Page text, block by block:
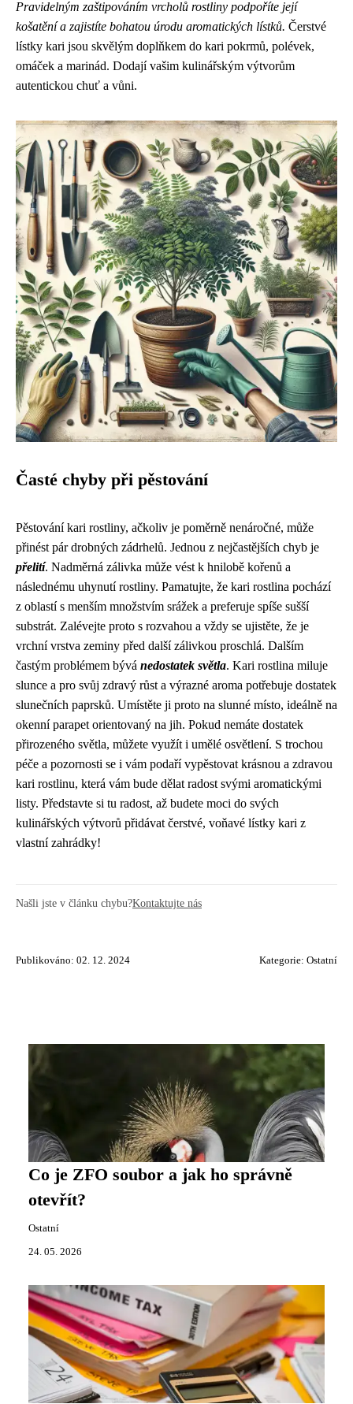
Pravidelným zaštipováním vrcholů rostliny podpoříte její
košatění a zajistíte bohatou úrodu aromatických lístků. Čerstvé
lístky kari jsou skvělým doplňkem do kari pokrmů, polévek,
omáček a marinád. Dodají vašim kulinářským výtvorům
autentickou chuť a vůni.
Časté chyby při pěstování
Pěstování kari rostliny, ačkoliv je poměrně nenáročné, může
přinést pár drobných zádrhelů. Jednou z nejčastějších chyb je
přelití. Nadměrná zálivka může vést k hnilobě kořenů a
následnému uhynutí rostliny. Pamatujte, že kari rostlina pochází
z oblastí s menším množstvím srážek a preferuje spíše sušší
substrát. Zalévejte proto s rozvahou a vždy se ujistěte, že je
vrchní vrstva zeminy před další zálivkou proschlá. Dalším
častým problémem bývá nedostatek světla. Kari rostlina miluje
slunce a pro svůj zdravý růst a výrazné aroma potřebuje dostatek
slunečních paprsků. Umístěte ji proto na slunné místo, ideálně na
okenní parapet orientovaný na jih. Pokud nemáte dostatek
přirozeného světla, můžete využít i umělé osvětlení. S trochou
péče a pozornosti se i vám podaří vypěstovat krásnou a zdravou
kari rostlinu, která vám bude dělat radost svými aromatickými
listy. Představte si tu radost, až budete moci do svých
kulinářských výtvorů přidávat čerstvé, voňavé lístky kari z
vlastní zahrádky!
Našli jste v článku chybu?Kontaktujte nás
Publikováno: 02. 12. 2024 Kategorie: Ostatní
Co je ZFO soubor a jak ho správně
otevřít?
Ostatní
24. 05. 2026